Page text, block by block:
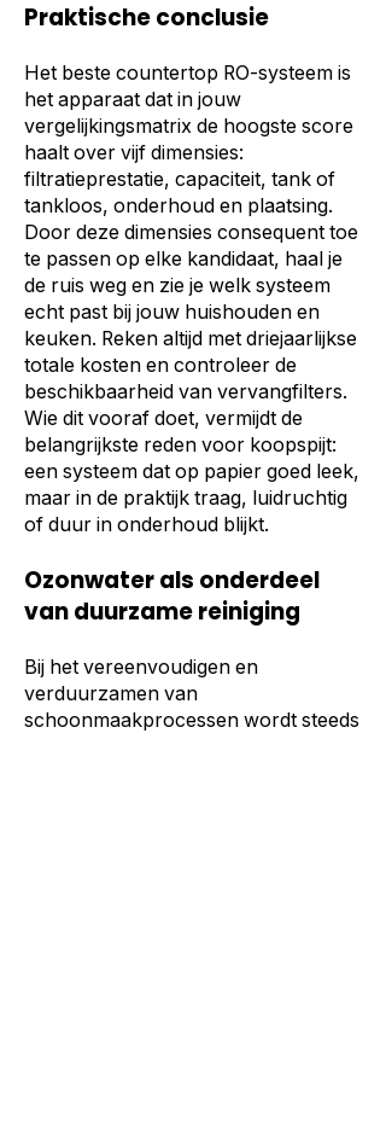
Praktische conclusie
Het beste countertop RO-systeem is
het apparaat dat in jouw
vergelijkingsmatrix de hoogste score
haalt over vijf dimensies:
filtratieprestatie, capaciteit, tank of
tankloos, onderhoud en plaatsing.
Door deze dimensies consequent toe
te passen op elke kandidaat, haal je
de ruis weg en zie je welk systeem
echt past bij jouw huishouden en
keuken. Reken altijd met driejaarlijkse
totale kosten en controleer de
beschikbaarheid van vervangfilters.
Wie dit vooraf doet, vermijdt de
belangrijkste reden voor koopspijt:
een systeem dat op papier goed leek,
maar in de praktijk traag, luidruchtig
of duur in onderhoud blijkt.
Ozonwater als onderdeel
van duurzame reiniging
Bij het vereenvoudigen en
verduurzamen van
schoonmaakprocessen wordt steeds